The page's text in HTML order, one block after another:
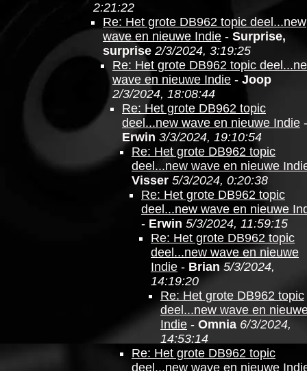
2:21:22
Re: Het grote DB962 topic deel...new
wave en nieuwe Indie - Surprise,
surprise 2/3/2024, 3:19:25
Re: Het grote DB962 topic
wave en nieuwe Indie - Joop
2/3/2024, 18:08:44
Re: Het grote DB962 topic
deel...new wave en nieuwe Indie -
Erwin 3/3/2024, 19:10:54
Re: Het grote DB962 topic
deel...new wave en nieuwe
Visser 5/3/2024, 0:20:38
Re: Het grote DB962 topic
deel...new wave en nieuwe
- Erwin 5/3/2024, 11:59:15
Re: Het grote DB962 topic
deel...new wave en nieuwe
Indie - Brian 5/3/2024,
14:19:20
Re: Het grote DB962 topic
deel...new wave en
Indie - Omnia 6/3/2024,
14:53:14
Re: Het grote DB962 topic
deel...new wave en nieuwe